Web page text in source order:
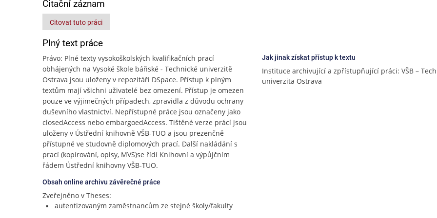
Citační záznam
Citovat tuto práci
Plný text práce
Právo: Plné texty vysokoškolských kvalifikačních prací
obhájených na Vysoké škole báňské - Technické univerzitě
Ostrava jsou uloženy v repozitáři DSpace. Přístup k plným
textům mají všichni uživatelé bez omezení. Přístup je omezen
pouze ve výjimečných případech, zpravidla z důvodu ochrany
duševního vlastnictví. Nepřístupné práce jsou označeny jako
closedAccess nebo embargoedAccess. Tištěné verze prácí jsou
uloženy v Ústřední knihovně VŠB-TUO a jsou prezenčně
přístupné ve studovně diplomových prací. Další nakládání s
prací (kopírování, opisy, MVS)se řídí Knihovní a výpůjčním
řádem Ústřední knihovny VŠB-TUO.
Obsah online archivu závěrečné práce
Zveřejněno v Theses:
autentizovaným zaměstnancům ze stejné školy/fakulty
Jak jinak získat přístup k textu
Instituce archivující a zpřístupňující práci: VŠB –
univerzita Ostrava